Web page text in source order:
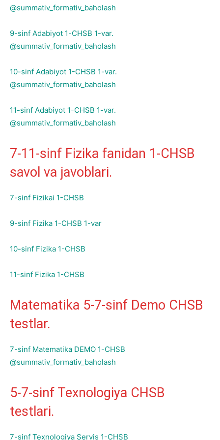
@summativ_formativ_baholash
9-sinf Adabiyot 1-CHSB 1-var.
@summativ_formativ_baholash
10-sinf Adabiyot 1-CHSB 1-var.
@summativ_formativ_baholash
11-sinf Adabiyot 1-CHSB 1-var.
@summativ_formativ_baholash
7-11-sinf Fizika fanidan 1-CHSB
savol va javoblari.
7-sinf Fizikai 1-CHSB
9-sinf Fizika 1-CHSB 1-var
10-sinf Fizika 1-CHSB
11-sinf Fizika 1-CHSB
Matematika 5-7-sinf Demo CHSB
testlar.
7-sinf Matematika DEMO 1-CHSB
@summativ_formativ_baholash
5-7-sinf Texnologiya CHSB
testlari.
7-sinf Texnologiya Servis 1-CHSB